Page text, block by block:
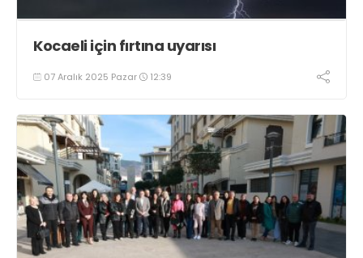
Kocaeli için fırtına uyarısı
07 Aralık 2025 Pazar 12:39